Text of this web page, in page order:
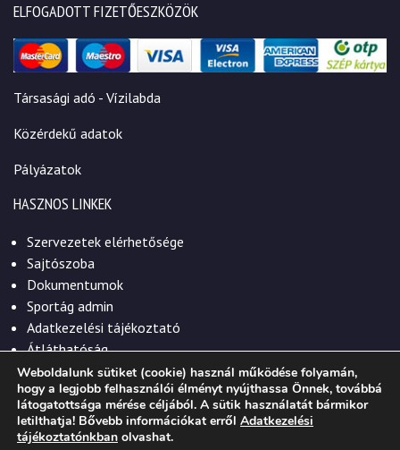
ELFOGADOTT FIZETŐESZKÖZÖK
Társasági adó - Vízilabda
Közérdekű adatok
Pályázatok
HASZNOS LINKEK
Szervezetek elérhetősége
Sajtószoba
Dokumentumok
Sportág admin
Adatkezelési tájékoztató
Átláthatóság
© 2026. Szekszárdi Sportközpont Nonprofit Kft.
Weboldalunk sütiket (cookie) használ működése folyamán,
hogy a legjobb felhasználói élményt nyújthassa Önnek, továbbá
látogatottsága mérése céljából. A sütik használatát bármikor
letilthatja! Bővebb információkat erről Adatkezelési
tájékoztatónkban olvashat.